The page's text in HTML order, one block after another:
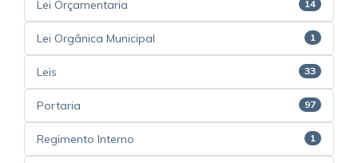
Lei Orçamentaria 14
Lei Orgânica Municipal 1
Leis 33
Portaria 97
Regimento Interno 1